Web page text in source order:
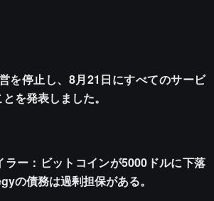
を停止し、8月21日にすべてのサービ
を発表しました。
ラー：ビットコインが5000ドルに下落
の債務は過剰担保がある。